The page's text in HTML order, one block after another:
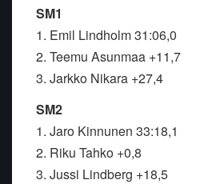
SM1
1. Emil Lindholm 31:06,0
2. Teemu Asunmaa +11,7
3. Jarkko Nikara +27,4
SM2
1. Jaro Kinnunen 33:18,1
2. Riku Tahko +0,8
3. Jussi Lindberg +18,5